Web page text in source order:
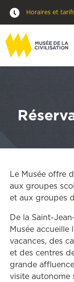
Horaires et
Le Musée offre
aux groupes
et aux groupes
De la Saint-
Musée
vacances, des
et des centres
grande
visite autonome